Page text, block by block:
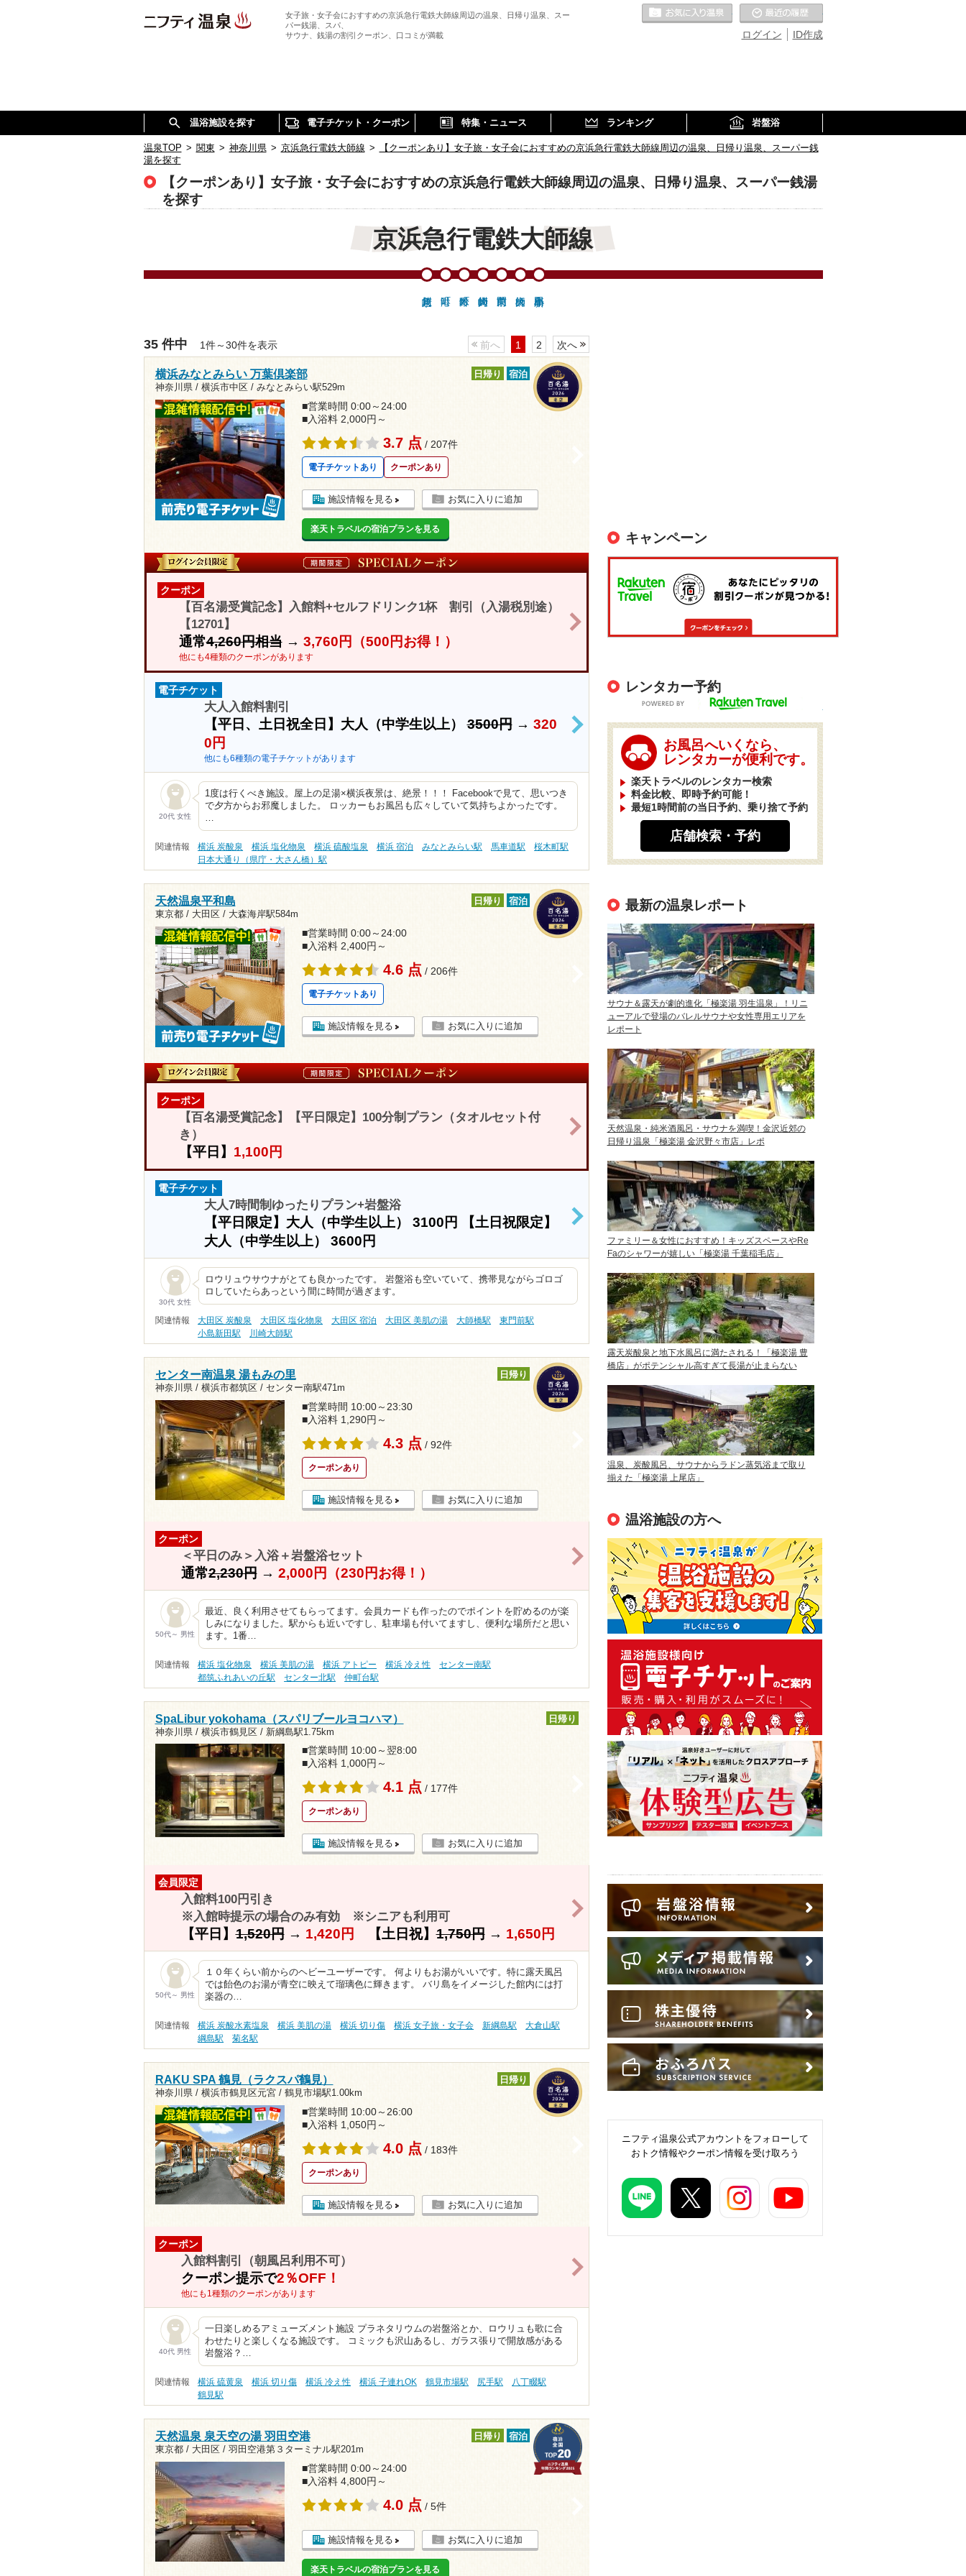
女子旅・女子会におすすめの京浜急行電鉄大師線周辺の温泉、日帰り温泉、スー
パー銭湯、スパ、
サウナ、銭湯の割引クーポン、口コミが満載
ID作成
ログイン
お気に入りの温泉
温浴施設を探す 電子チケット・クーポン 特集・ニュース ランキング 岩盤浴
温泉TOP > 関東 > 神奈川県 > 京浜急行電鉄大師線 >
【クーポンあり】女子旅・女子会におすすめの京浜急行電鉄大師線周辺の温泉、日帰り温泉、スーパー銭
湯を探す
【クーポンあり】女子旅・女子会におすすめの京浜急行電鉄大師線周辺の温泉、日帰り温泉、スーパー銭湯
を探す
京浜急行電鉄大師線
35 件中 1件～30件を表示 前へ 1 2 次へ
横浜みなとみらい 万葉倶楽部
神奈川県 / 横浜市中区 / みなとみらい駅529m
日帰り 宿泊
■営業時間 0:00～24:00
■入浴料 2,000円～
3.7 点 / 207件
電子チケットあり クーポンあり
施設情報を見る お気に入りに追加
楽天トラベルの宿泊プランを見る
クーポン
【百名湯受賞記念】入館料+セルフドリンク1杯 割引（入湯税別途）
【12701】
通常4,260円相当→ 3,760円（500円お得！）
他にも4種類のクーポンがあります
電子チケット
大人入館料割引
【平日、土日祝全日】大人（中学生以上）3500円→ 320
0円
他にも6種類の電子チケットがあります
>
20代 女性
1度は行くべき施設。屋上の足湯×横浜夜景は、絶景！！！ Facebookで見て、思いつき
で夕方からお邪魔しました。 ロッカーもお風呂も広々していて気持ちよかったです。
…
関連情報 横浜 炭酸泉 横浜 塩化物泉 横浜 硫酸塩泉 横浜 宿泊 みなとみらい駅 馬車道駅
桜木町駅
日本大通り（県庁・大さん橋）駅
天然温泉平和島
東京都 / 大田区 / 大森海岸駅584m
日帰り 宿泊
■営業時間 0:00～24:00
■入浴料 2,400円～
4.6 点 / 206件
電子チケットあり
施設情報を見る お気に入りに追加
クーポン
【百名湯受賞記念】【平日限定】100分制プラン（タオルセット付
き）
【平日】 1,100円
電子チケット
大人7時間制ゆったりプラン+岩盤浴
【平日限定】大人（中学生以上） 3100円
【土日祝限定】
大人（中学生以上） 3600円
>
30代 女性
ロウリュウサウナがとても良かったです。 岩盤浴も空いていて、携帯見ながらゴロゴ
ロしていたらあっという間に時間が過ぎます。
関連情報 大田区 炭酸泉 大田区 塩化物泉 大田区 宿泊 大田区 美肌の湯 大師橋駅
東門前駅
小島新田駅
川崎大師駅
センター南温泉 湯もみの里
神奈川県 / 横浜市都筑区 / センター南駅471m
日帰り
■営業時間 10:00～23:30
■入浴料 1,290円～
4.3 点 / 92件
クーポンあり
施設情報を見る お気に入りに追加
クーポン
＜平日のみ＞入浴＋岩盤浴セット
通常2,230円→ 2,000円（230円お得！）
50代～ 男性
最近、良く利用させてもらってます。会員カードも作ったのでポイントを貯めるのが楽
しみになりました。駅からも近いですし、駐車場も付いてますし、便利な場所だと思い
ます。1番…
関連情報 横浜 塩化物泉 横浜 美肌の湯 横浜 アトピー 横浜 冷え性
センター南駅
都筑ふれあいの丘駅
センター北駅 仲町台駅
SpaLibur yokohama（スパリブールヨコハマ）
神奈川県 / 横浜市鶴見区 / 新綱島駅1.75km
日帰り
■営業時間 10:00～翌8:00
■入浴料 1,000円～
4.1 点 / 177件
クーポンあり
施設情報を見る お気に入りに追加
会員限定
入館料100円引き
※入館時提示の場合のみ有効 ※シニアも利用可
【平日】1,520円→ 1,420円 【土日祝】1,750円→ 1,650円
50代～ 男性
１０年くらい前からのヘビーユーザーです。 何よりもお湯がいいです。特に露天風呂
では飴色のお湯が青空に映えて瑠璃色に輝きます。 バリ島をイメージした館内には打
楽器の…
関連情報 横浜 炭酸水素塩泉 横浜 美肌の湯 横浜 切り傷 横浜 女子旅・女子会 新綱島駅
大倉山駅
綱島駅
菊名駅
RAKU SPA 鶴見（ラクスパ鶴見）
神奈川県 / 横浜市鶴見区元宮 / 鶴見市場駅1.00km
日帰り
■営業時間 10:00～26:00
■入浴料 1,050円～
4.0 点 / 183件
クーポンあり
施設情報を見る お気に入りに追加
クーポン
入館料割引（朝風呂利用不可）
クーポン提示で2％OFF！
他にも1種類のクーポンがあります
40代 男性
一日楽しめるアミューズメント施設 プラネタリウムの岩盤浴とか、ロウリュも歌に合
わせたりと楽しくなる施設です。 コミックも沢山あるし、ガラス張りで開放感がある
岩盤浴？…
関連情報 横浜 硫黄泉 横浜 切り傷 横浜 冷え性 横浜 子連れOK 鶴見市場駅 尻手駅
八丁畷駅
鶴見駅
天然温泉 泉天空の湯 羽田空港
東京都 / 大田区 / 羽田空港第３ターミナル駅201m
日帰り 宿泊
■営業時間 0:00～24:00
■入浴料 4,800円～
4.0 点 / 5件
施設情報を見る お気に入りに追加
楽天トラベルの宿泊プランを見る
キャンペーン
レンタカー予約
お風呂へいくなら、
レンタカーが便利です。
楽天トラベルのレンタカー検索
料金比較、即時予約可能！
最短1時間前の当日予約、乗り捨て予約
店舗検索・予約
最新の温泉レポート
サウナ＆露天が劇的進化「極楽湯 羽生温泉」！リニ
ューアルで登場のバレルサウナや女性専用エリアを
レポート
天然温泉・純米酒風呂・サウナを満喫！金沢近郊の
日帰り温泉「極楽湯 金沢野々市店」レポ
ファミリー＆女性におすすめ！キッズスペースやRe
Faのシャワーが嬉しい「極楽湯 千葉稲毛店」
露天炭酸泉と地下水風呂に満たされる！「極楽湯 豊
橋店」がポテンシャル高すぎて長湯が止まらない
温泉、炭酸風呂、サウナからラドン蒸気浴まで取り
揃えた「極楽湯 上尾店」
温浴施設の方へ
ニフティ温泉を使って手軽に
ニフティ温泉公式アカウントをフォローして
おトク情報やクーポン情報を受け取ろう